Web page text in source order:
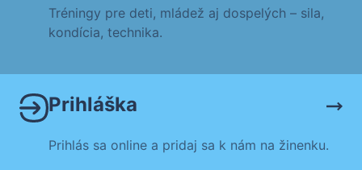
Tréningy pre deti, mládež aj dospelých – sila,
kondícia, technika.
Prihláška
Prihlás sa online a pridaj sa k nám na žinenku.